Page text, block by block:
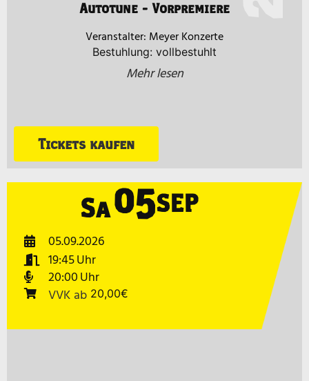
Autotune - Vorpremiere
Meyer Konzerte
Bestuhlung: vollbestuhlt
Mehr lesen
Tickets kaufen
Sa05SEP
05.09.2026
19:45
20:00
VVK ab 20,00€